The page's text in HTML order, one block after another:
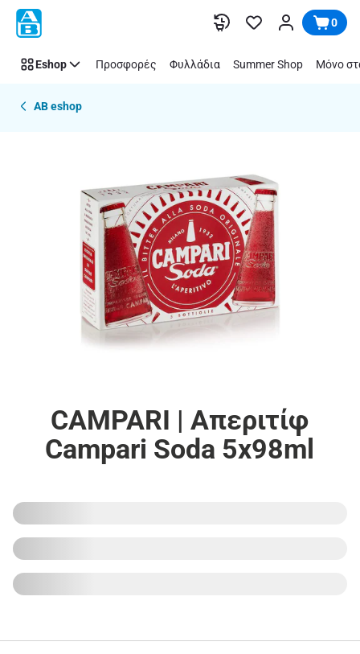
Παράλειψη 0
Eshop Προσφορές Φυλλάδια Summer Shop Μόνο
AB eshop
CAMPARI | Απεριτίφ
Campari Soda 5x98ml